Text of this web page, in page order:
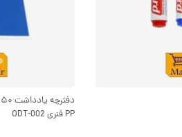
PP فنری ODT-002